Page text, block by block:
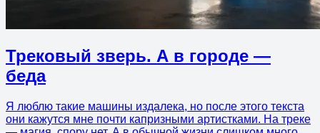
Трековый зверь. А в городе —
беда
Я люблю такие машины издалека, но после этого текста
они кажутся мне почти капризными артистками. На треке